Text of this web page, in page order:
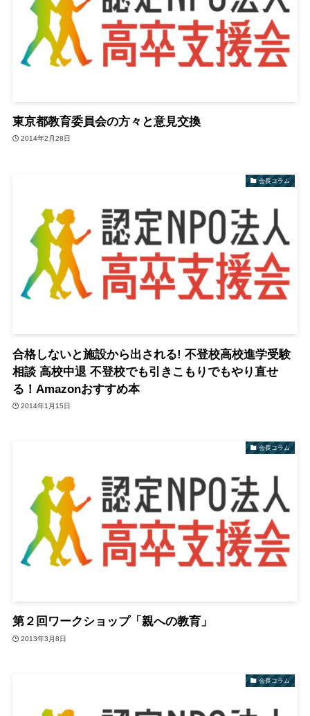
東京都教育委員会の方々と意見交換
2014年2月28日
会長コラム
合格しないと施設から出される! 不登校高校進学受験
相談 高校中退 不登校でも引きこもりでもやり直せ
る！Amazonおすすめ本
2014年1月15日
会長コラム
第２回ワークショップ「親への教育」
2013年3月8日
会長コラム